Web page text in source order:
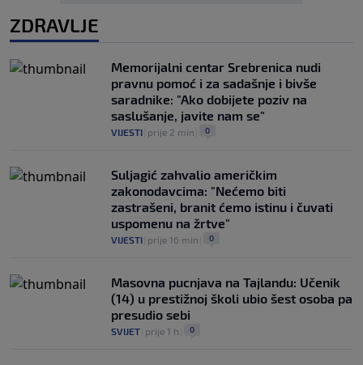
ZDRAVLJE
Memorijalni centar Srebrenica nudi
pravnu pomoć i za sadašnje i bivše
saradnike: "Ako dobijete poziv na
saslušanje, javite nam se"
VIJESTI prije 2 min 0
Suljagić zahvalio američkim
zakonodavcima: "Nećemo biti
zastrašeni, branit ćemo istinu i čuvati
uspomenu na žrtve"
VIJESTI prije 16 min 0
Masovna pucnjava na Tajlandu: Učenik
(14) u prestižnoj školi ubio šest osoba pa
presudio sebi
SVIJET prije 1 h 0